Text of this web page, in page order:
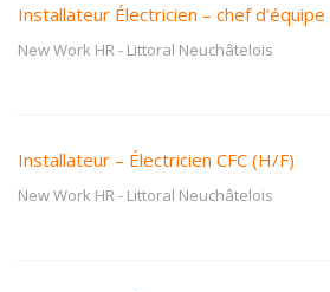
Installateur Électricien – chef
New Work HR- Littoral Neuchâtelois
Installateur – Électricien CFC (H/F)
New Work HR- Littoral Neuchâtelois